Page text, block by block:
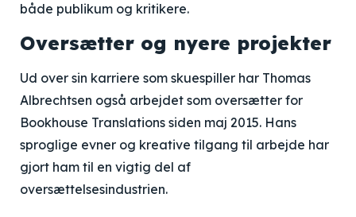
både publikum og kritikere.
Oversætter og nyere projekter
Ud over sin karriere som skuespiller har Thomas
Albrechtsen også arbejdet som oversætter for
Bookhouse Translations siden maj 2015. Hans
sproglige evner og kreative tilgang til arbejde har
gjort ham til en vigtig del af
oversættelsesindustrien.